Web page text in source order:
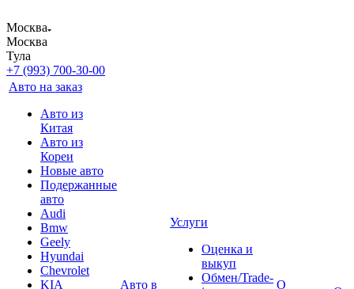
Москва
Москва
Тула
+7 (993) 700-30-00
Авто на заказ
Авто из
Китая
Авто из
Кореи
Новые авто
Подержанные
авто
Audi
Bmw
Geely
Hyundai
Chevrolet
KIA
Авто в
Услуги
Оценка и
выкуп
Обмен/Trade-
О